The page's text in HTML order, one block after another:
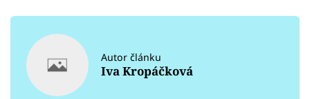
Autor článku
Iva Kropáčková